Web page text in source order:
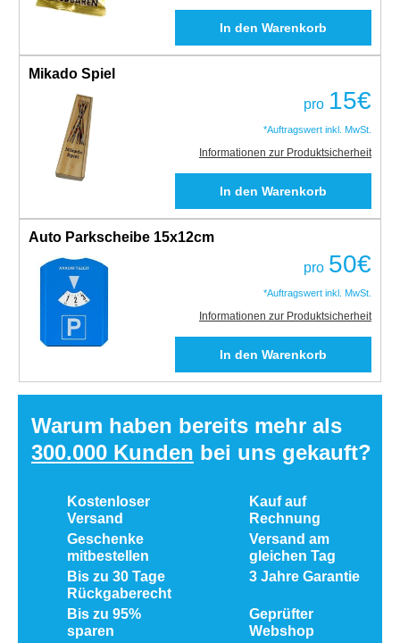
Mikado Spiel
pro 15€
*Auftragswert inkl. MwSt.
Informationen zur Produktsicherheit
Auto Parkscheibe 15x12cm
pro 50€
*Auftragswert inkl. MwSt.
Informationen zur Produktsicherheit
Warum haben bereits mehr als
300.000 Kunden bei uns gekauft?
Kostenloser
Versand
Kauf auf
Rechnung
Geschenke
mitbestellen
Versand am
gleichen Tag
Bis zu 30 Tage
Rückgaberecht
3 Jahre Garantie
Bis zu 95%
sparen
Geprüfter
Webshop